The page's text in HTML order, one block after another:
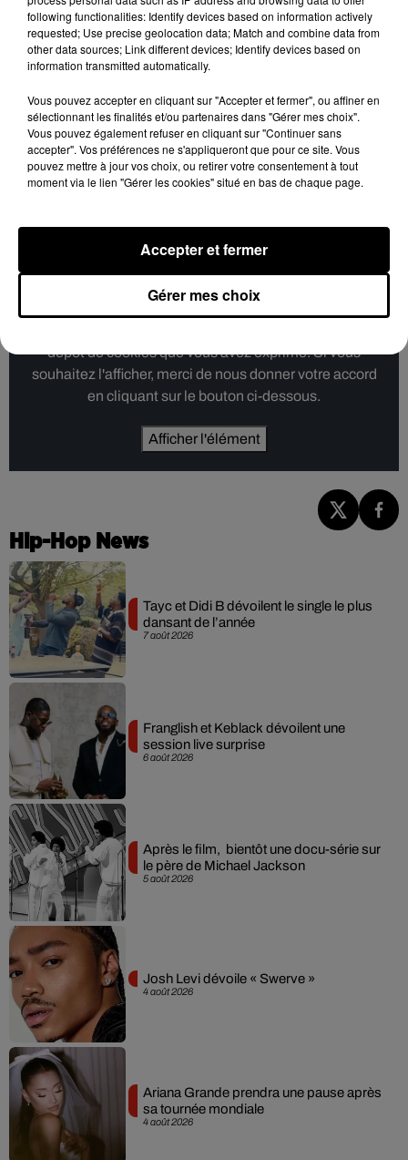
Même sur TikTok, où il est très actif, Franglish reste entouré
des siens. S’il est aussi à l’aise sur le réseau social, c’est
parce que c'est naturel :« je prends plaisir à faire ma vidéo,
même pas la première vidéo.Je suis le suiveur de mon
propre son, mais c’est eux qui font la tendance» .
participer à l'émission de TF1. Regardez l'extrait ci-
dépôt de cookies que vous avez exprimé. Si vous
souhaitez l'afficher, merci de nous donner votre accord
en cliquant sur le bouton ci-dessous.
Afficher l'élément
Hip-Hop News
7 août 2026
Tayc et Didi B dévoilent le single le plus
dansant de l’année
6 août 2026
Franglish et Keblack dévoilent une
session live surprise
5 août 2026
Après le film, bientôt une docu-série sur
le père de Michael Jackson
4 août 2026
Josh Levi dévoile « Swerve »
4 août 2026
Ariana Grande prendra une pause après
sa tournée mondiale
following functionalities: Identify devices based on information actively
requested; Use precise geolocation data; Match and combine data from
other data sources; Link different devices; Identify devices based on
information transmitted automatically.
Vous pouvez accepter en cliquant sur "Accepter et fermer", ou affiner en
sélectionnant les finalités et/ou partenaires dans "Gérer mes choix".
Vous pouvez également refuser en cliquant sur "Continuer sans
accepter". Vos préférences ne s'appliqueront que pour ce site. Vous
pouvez mettre à jour vos choix, ou retirer votre consentement à tout
moment via le lien "Gérer les cookies" situé en bas de chaque page.
Gérer mes choix
Accepter et fermer